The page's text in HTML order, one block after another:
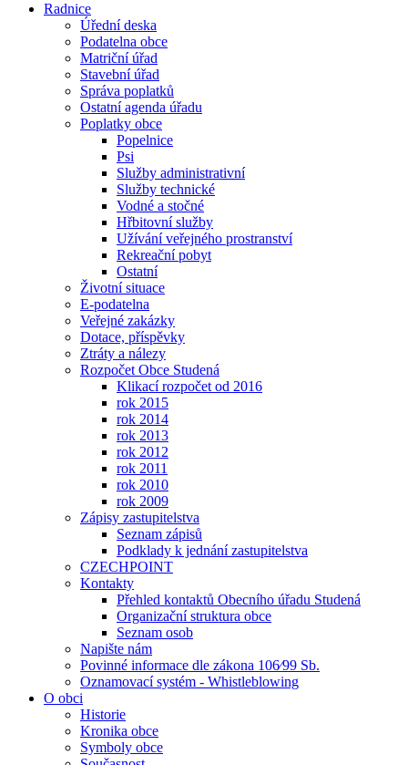
Radnice
Úřední deska
Podatelna obce
Matriční úřad
Stavební úřad
Správa poplatků
Ostatní agenda úřadu
Poplatky obce
Popelnice
Psi
Služby administrativní
Služby technické
Vodné a stočné
Hřbitovní služby
Užívání veřejného prostranství
Rekreační pobyt
Ostatní
Životní situace
E-podatelna
Veřejné zakázky
Dotace, příspěvky
Ztráty a nálezy
Rozpočet Obce Studená
Klikací rozpočet od 2016
rok 2015
rok 2014
rok 2013
rok 2012
rok 2011
rok 2010
rok 2009
Zápisy zastupitelstva
Seznam zápisů
Podklady k jednání zastupitelstva
CZECHPOINT
Kontakty
Přehled kontaktů Obecního úřadu Studená
Organizační struktura obce
Seznam osob
Napište nám
Povinné informace dle zákona 106⁄99 Sb.
Oznamovací systém - Whistleblowing
O obci
Historie
Kronika obce
Symboly obce